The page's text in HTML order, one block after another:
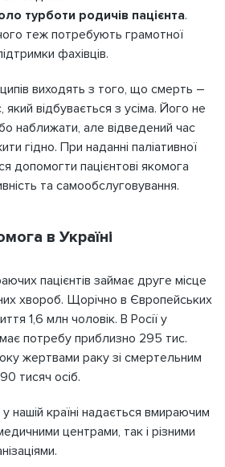
турботи родичів пацієнта.
теж потребують грамотної
фахівців.
виходять з того, що смерть –
відбувається з усіма. Його не
наближати, але відведений час
гідно. При наданні паліативної
допомогти пацієнтові якомога
та самообслуговування.
в Україні
пацієнтів займає друге місце
хвороб. Щорічно в Європейських
1,6 млн чоловік. В Росії у
має потребу приблизно 295 тис.
жертвами раку зі смертельним
тисяч осіб.
нашій країні надається вмираючим
центрами, так і різними